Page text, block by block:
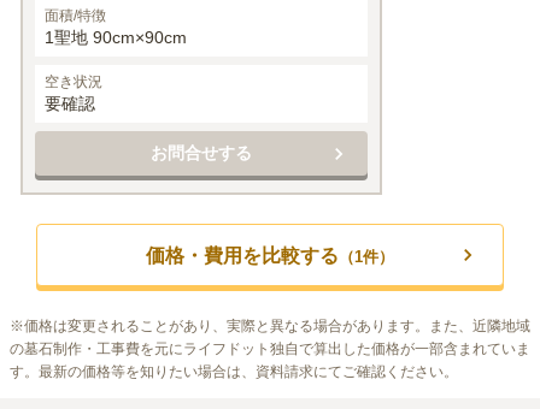
面積/特徴
1聖地 90cm×90cm
空き状況
要確認
お問合せする
価格・費用を比較する （1件）
※価格は変更されることがあり、実際と異なる場合があります。また、近隣地域
の墓石制作・工事費を元にライフドット独自で算出した価格が一部含まれていま
す。最新の価格等を知りたい場合は、資料請求にてご確認ください。